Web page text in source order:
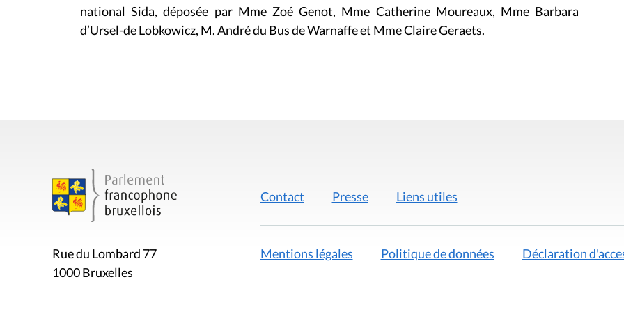
national Sida, déposée par Mme Zoé Genot, Mme Catherine Moureaux, Mme Barbara
d’Ursel-de Lobkowicz, M. André du Bus de Warnaffe et Mme Claire Geraets.
Rue du Lombard 77
1000 Bruxelles
Contact Presse Liens utiles
Mentions légales Politique de données Déclaration